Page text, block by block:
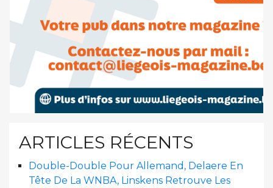
ARTICLES RÉCENTS
Double-Double Pour Allemand, Delaere En
Tête De La WNBA, Linskens Retrouve Les